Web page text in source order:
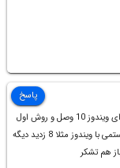
نکته: هارد تون رو به یک سیستم دارای ویندوز 10 وصل و روش اول
را انجام بدید. بعد اگر هارد رو به سیستمی با ویندوز مثلا 8 زدید دیگه
هم تشکر
پاسخ